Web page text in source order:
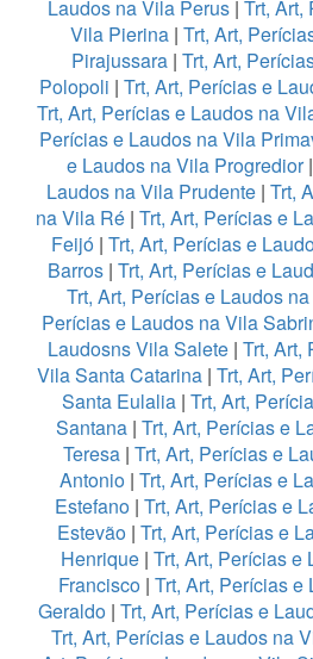
Laudos na Vila Perus| Trt, Art,
Vila Pierina| Trt, Art,
Pirajussara| Trt, Art,
Polopoli | Trt, Art, Perícias e
Trt, Art, Perícias e Laudos na
Perícias e Laudos na Vila
e Laudos na Vila Progredior|
Laudos na Vila Prudente | Trt,
na Vila Ré | Trt, Art, Perícias e
Feijó | Trt, Art, Perícias e
Barros | Trt, Art, Perícias e
Trt, Art, Perícias e Laudos
Perícias e Laudos na Vila
Laudosns Vila Salete | Trt, Art,
Vila Santa Catarina| Trt, Art,
Santa Eulalia | Trt, Art,
Santana | Trt, Art, Perícias e
Teresa | Trt, Art, Perícias e
Antonio| Trt, Art, Perícias e
Estefano| Trt, Art, Perícias e
Estevão | Trt, Art, Perícias e
Henrique| Trt, Art, Perícias e
Francisco | Trt, Art, Perícias
Geraldo | Trt, Art, Perícias e
Trt, Art, Perícias e Laudos na